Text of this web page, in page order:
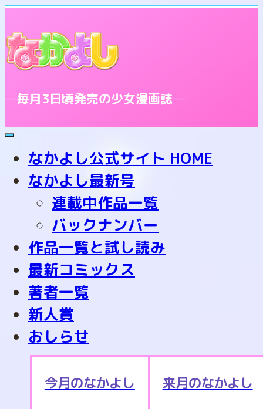
─毎月3日頃発売の少女漫画誌─
toggle
なかよし公式サイト HOME
なかよし最新号
連載中作品一覧
バックナンバー
作品一覧と試し読み
最新コミックス
著者一覧
新人賞
おしらせ
今月のなかよし 来月のなかよし